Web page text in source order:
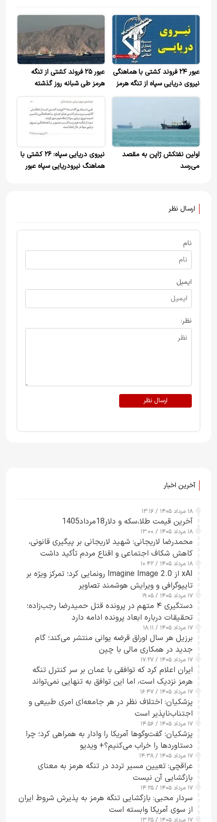
عبور ۲۴ فروند کشتی با هماهنگی
نیروی دریایی سپاه از تنگه هرمز
طی شبانه روز گذشته
عبور ۲۵ فروند کشتی از تنگه
هرمز طی شبانه روز گذشته
اولین نفتکش ژاپن به مقصد
می‌رسد
نیروی دریایی سپاه: ۲۶ کشتی با
هماهنگ نیرودریایی سپاه عبور
ارسال نظر
نام
ایمیل
نظر:
ارسال نظر
آخرین اخبار
۱۸ مرداد ۱۴۰۵ / ۱۳:۱۶
آخرین قیمت طلا،سکه و دلار18مرداد1405
۱۸ مرداد ۱۴۰۵ / ۱۳:۰۰
محمدرضا لاریجانی: شهید لاریجانی بر پیگیری قانونی،
کاهش شکاف اجتماعی و اقناع مردم تأکید داشت
۱۸ مرداد ۱۴۰۵ / ۱۰:۴۲
xAI از Imagine Image 2.0 رونمایی کرد؛ تمرکز ویژه بر
تایپوگرافی و ویرایش هوشمند تصاویر
۱۷ مرداد ۱۴۰۵ / ۱۹:۰۵
دستگیری ۴ متهم در پرونده قتل حمیدرضا رجب‌زاده؛
تحقیقات درباره ابعاد پرونده ادامه دارد
۱۷ مرداد ۱۴۰۵ / ۱۸:۱۱
برزیل هر سال اوراق قرضه یوانی منتشر می‌کند؛ گام
جدید در همکاری مالی با چین
۱۷ مرداد ۱۴۰۵ / ۱۷:۲۷
ایران اعلام کرد که توافقی با عمان بر سر کنترل تنگه
هرمز نزدیک است، اما این توافق به تنهایی نمی‌تواند
آبراه را آزاد کند
۱۷ مرداد ۱۴۰۵ / ۱۶:۴۷
پزشکیان: اختلاف نظر در هر جامعه‌ای امری طبیعی و
اجتناب‌ناپذیر است
۱۷ مرداد ۱۴۰۵ / ۱۴:۵۶
پزشکیان: گفت‌وگوها آمریکا را وادار به همراهی کرد؛ چرا
دستاوردها را خراب می‌کنیم؟+ ویدیو
۱۷ مرداد ۱۴۰۵ / ۱۴:۳۸
عراقچی: تعیین مسیر تردد در تنگه هرمز به معنای
بازگشایی آن نیست
۱۷ مرداد ۱۴۰۵ / ۱۴:۲۵
سردار محبی: بازگشایی تنگه هرمز به پذیرش شروط ایران
از سوی آمریکا وابسته است
۱۷ مرداد ۱۴۰۵ / ۱۳:۲۵